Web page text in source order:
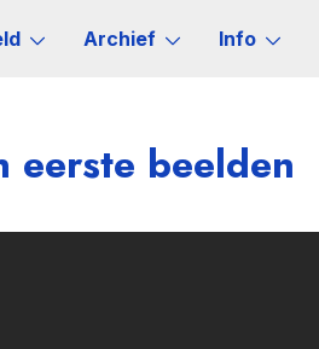
Archief Info
eerste beelden